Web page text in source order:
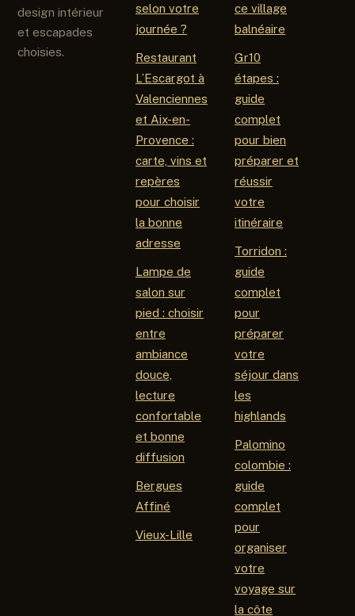
design intérieur
et escapades
choisies.
selon votre
journée ?
Restaurant
L’Escargot à
Valenciennes
et Aix-en-
Provence :
carte, vins et
repères
pour choisir
la bonne
adresse
Lampe de
salon sur
pied : choisir
entre
ambiance
douce,
lecture
confortable
et bonne
diffusion
Bergues
Affiné
Vieux-Lille
ce village
balnéaire
Gr10
étapes :
guide
complet
pour bien
préparer et
réussir
votre
itinéraire
Torridon :
guide
complet
pour
préparer
votre
séjour dans
les
highlands
Palomino
colombie :
guide
complet
pour
organiser
votre
voyage sur
la côte